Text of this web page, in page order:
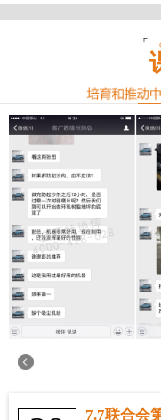
7.7联合会